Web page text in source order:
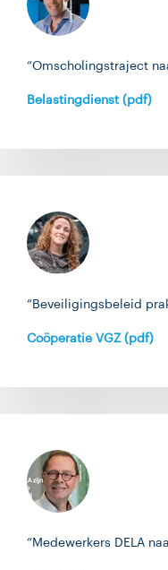
“Omscholingstraject
Belastingdienst (pdf)
“Beveiligingsbeleid
Coöperatie VGZ (pdf)
“Medewerkers DELA